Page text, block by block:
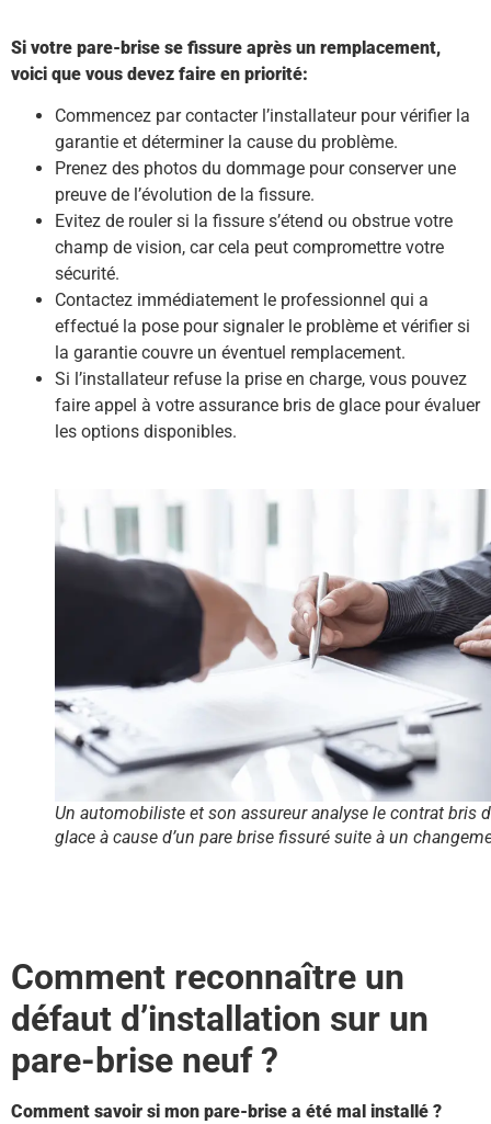
Si votre pare-brise se fissure après un remplacement,
voici que vous devez faire en priorité:
Commencez par contacter l’installateur pour vérifier la
garantie et déterminer la cause du problème.
Prenez des photos du dommage pour conserver une
preuve de l’évolution de la fissure.
Evitez de rouler si la fissure s’étend ou obstrue votre
champ de vision, car cela peut compromettre votre
sécurité.
Contactez immédiatement le professionnel qui a
effectué la pose pour signaler le problème et vérifier si
la garantie couvre un éventuel remplacement.
Si l’installateur refuse la prise en charge, vous pouvez
faire appel à votre assurance bris de glace pour évaluer
les options disponibles.
Un automobiliste et son assureur analyse le contrat bris
glace à cause d’un pare brise fissuré suite à un
Comment reconnaître un
défaut d’installation sur un
pare-brise neuf ?
Comment savoir si mon pare-brise a été mal installé ?